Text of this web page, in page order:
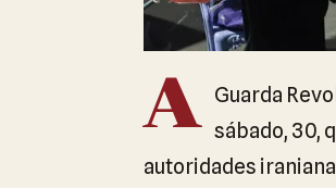
A Guarda
sábado, 30,
autoridades